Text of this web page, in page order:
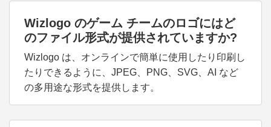
Wizlogo のゲーム チームのロゴにはど
のファイル形式が提供されていますか?
Wizlogo は、オンラインで簡単に使用したり印刷し
たりできるように、JPEG、PNG、SVG、AI など
の多用途な形式を提供します。